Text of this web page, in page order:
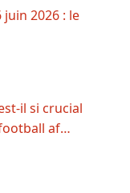
juin 2026 : le
il si crucial
af…